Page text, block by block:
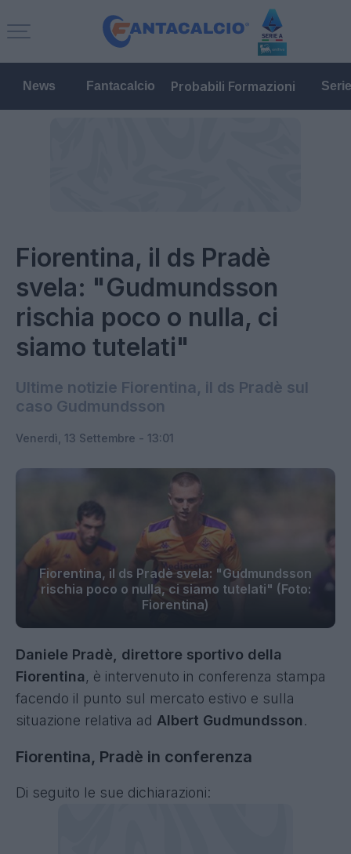
News Fantacalcio Probabili Formazioni
Fiorentina, il ds Pradè
svela: "Gudmundsson
rischia poco o nulla, ci
siamo tutelati"
Ultime notizie Fiorentina, il ds Pradè sul
caso Gudmundsson
Venerdì, 13 Settembre - 13:01
Fiorentina, il ds Pradè svela: "Gudmundsson
rischia poco o nulla, ci siamo tutelati" (Foto:
Fiorentina)
Daniele Pradè, direttore sportivo della
Fiorentina, è intervenuto in conferenza stampa
facendo il punto sul mercato estivo e sulla
situazione relativa ad Albert Gudmundsson.
Fiorentina, Pradè in conferenza
Di seguito le sue dichiarazioni: